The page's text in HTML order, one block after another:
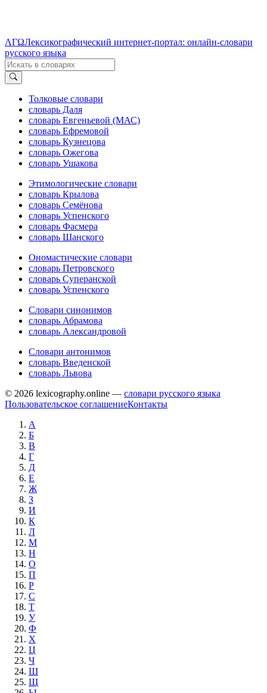
ΛΓΩЛексикографический интернет-портал: онлайн-словари
русского языка
Толковые словари
словарь Даля
словарь Евгеньевой (МАС)
словарь Ефремовой
словарь Кузнецова
словарь Ожегова
словарь Ушакова
Этимологические словари
словарь Крылова
словарь Семёнова
словарь Успенского
словарь Фасмера
словарь Шанского
Ономастические словари
словарь Петровского
словарь Суперанской
словарь Успенского
Словари синонимов
словарь Абрамова
словарь Александровой
Словари антонимов
словарь Введенской
словарь Львова
© 2026 lexicography.online — словари русского языка
Пользовательское соглашениеКонтакты
А
Б
В
Г
Д
Е
Ж
З
И
К
Л
М
Н
О
П
Р
С
Т
У
Ф
Х
Ц
Ч
Ш
Щ